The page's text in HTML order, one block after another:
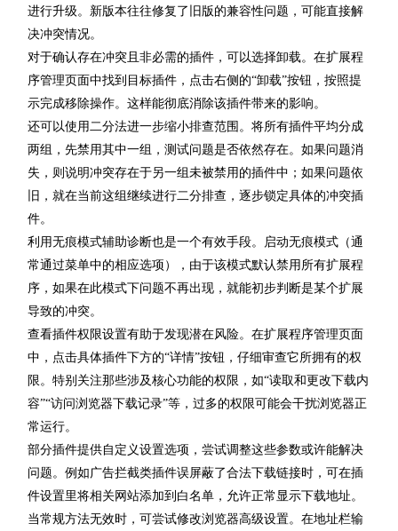
进行升级。新版本往往修复了旧版的兼容性问题，可能直接解
决冲突情况。
对于确认存在冲突且非必需的插件，可以选择卸载。在扩展程
序管理页面中找到目标插件，点击右侧的“卸载”按钮，按照提
示完成移除操作。这样能彻底消除该插件带来的影响。
还可以使用二分法进一步缩小排查范围。将所有插件平均分成
两组，先禁用其中一组，测试问题是否依然存在。如果问题消
失，则说明冲突存在于另一组未被禁用的插件中；如果问题依
旧，就在当前这组继续进行二分排查，逐步锁定具体的冲突插
件。
利用无痕模式辅助诊断也是一个有效手段。启动无痕模式（通
常通过菜单中的相应选项），由于该模式默认禁用所有扩展程
序，如果在此模式下问题不再出现，就能初步判断是某个扩展
导致的冲突。
查看插件权限设置有助于发现潜在风险。在扩展程序管理页面
中，点击具体插件下方的“详情”按钮，仔细审查它所拥有的权
限。特别关注那些涉及核心功能的权限，如“读取和更改下载内
容”“访问浏览器下载记录”等，过多的权限可能会干扰浏览器正
常运行。
部分插件提供自定义设置选项，尝试调整这些参数或许能解决
问题。例如广告拦截类插件误屏蔽了合法下载链接时，可在插
件设置里将相关网站添加到白名单，允许正常显示下载地址。
当常规方法无效时，可尝试修改浏览器高级设置。在地址栏输